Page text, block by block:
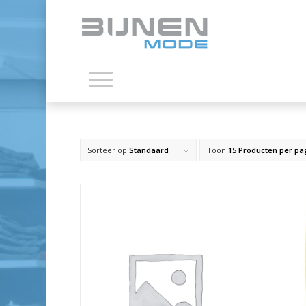
Sorteer opStandaard Toon15 Producten per